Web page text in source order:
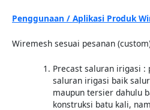
Penggunaan / Aplikasi Produk
Wiremesh sesuai pesanan
Precast saluran irigasi :
saluran irigasi baik
maupun tersier dahulu
konstruksi batu kali,